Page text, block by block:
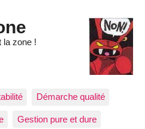
la zone !
Démarche qualité
Gestion pure et dure